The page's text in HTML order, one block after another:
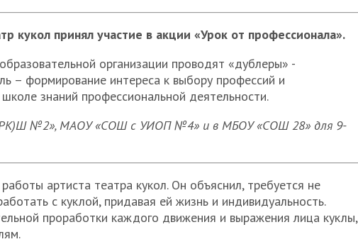
кукол принял участие в акции «Урок от профессионала».
организации проводят «дублеры» -
– формирование интереса к выбору профессий и
знаний профессиональной деятельности.
№2», МАОУ «СОШ с УИОП №4» и в МБОУ «СОШ 28» для 9-
артиста театра кукол. Он объяснил, требуется не
с куклой, придавая ей жизнь и индивидуальность.
проработки каждого движения и выражения лица куклы,